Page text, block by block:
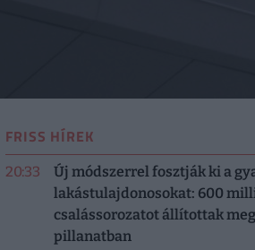
FRISS HÍREK
20:33
Új módszerrel fosztják ki a
lakástulajdonosokat: 600
csalássorozatot állítottak
pillanatban